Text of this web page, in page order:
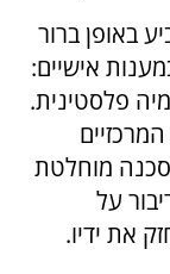
באופן ברור
אישיים:
פלסטינית.
סכנה מוחלטת
על
את ידיו.